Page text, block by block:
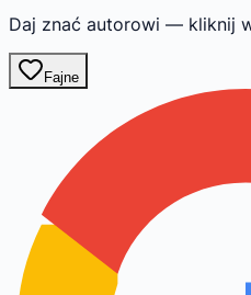
Daj znać autorowi — kliknij
Fajne